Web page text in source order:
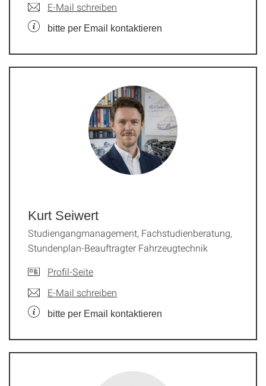
E-Mail schreiben
bitte per Email kontaktieren
Kurt Seiwert
Studiengangmanagement, Fachstudienberatung,
Stundenplan-Beauftragter Fahrzeugtechnik
Profil-Seite
E-Mail schreiben
bitte per Email kontaktieren